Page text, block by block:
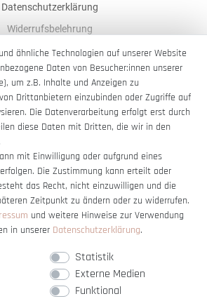
Datenschutzerklärung
Widerrufsbelehrung
AGB
Impressum
Vertrag widerrufen
ähnliche Technologien auf unserer Website
Daten von Besucher:innen unserer
um z.B. Inhalte und Anzeigen zu
Drittanbietern einzubinden oder Zugriffe auf
Die Datenverarbeitung erfolgt erst durch
diese Daten mit Dritten, die wir in den
mit Einwilligung oder aufgrund eines
Die Zustimmung kann erteilt oder
das Recht, nicht einzuwilligen und die
Zeitpunkt zu ändern oder zu widerrufen.
und weitere Hinweise zur Verwendung
in unserer Daten­schutz­erklärung.
Statistik
Externe Medien
Funktional